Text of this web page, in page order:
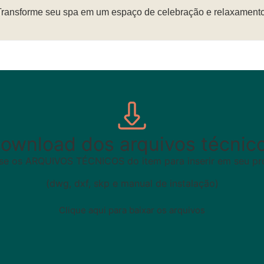
seu spa em um espaço de celebração e
dos arquivos
os ARQUIVOS TÉCNICOS do item para inserir em seu
(dwg, dxf, skp e manual de instalação)
Clique aqui para baixar os arquivos